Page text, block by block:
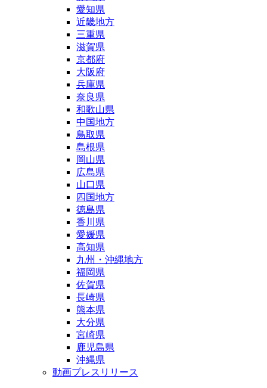
愛知県
近畿地方
三重県
滋賀県
京都府
大阪府
兵庫県
奈良県
和歌山県
中国地方
鳥取県
島根県
岡山県
広島県
山口県
四国地方
徳島県
香川県
愛媛県
高知県
九州・沖縄地方
福岡県
佐賀県
長崎県
熊本県
大分県
宮崎県
鹿児島県
沖縄県
動画プレスリリース